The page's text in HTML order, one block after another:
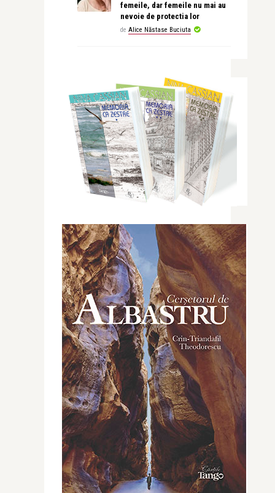
femeile, dar femeile nu mai au
nevoie de protectia lor
de Alice Năstase Buciuta